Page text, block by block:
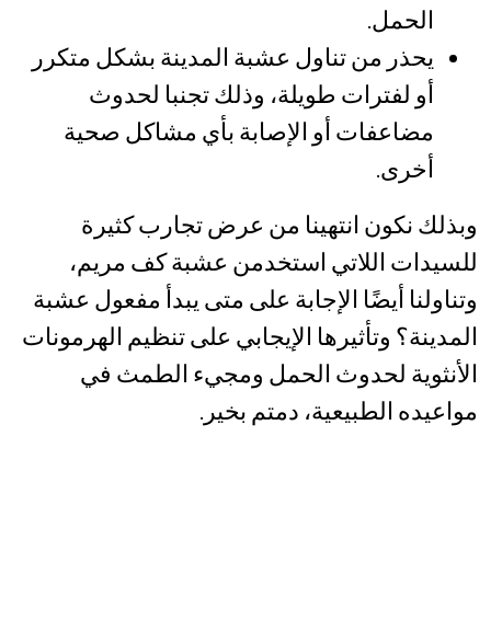
الحمل.
يحذر من تناول عشبة المدينة بشكل متكرر
أو لفترات طويلة، وذلك تجنبا لحدوث
مضاعفات أو الإصابة بأي مشاكل صحية
أخرى.
وبذلك نكون انتهينا من عرض تجارب كثيرة
للسيدات اللاتي استخدمن عشبة كف مريم،
وتناولنا أيضًا الإجابة على متى يبدأ مفعول عشبة
المدينة؟ وتأثيرها الإيجابي على تنظيم الهرمونات
الأنثوية لحدوث الحمل ومجيء الطمث في
مواعيده الطبيعية، دمتم بخير.